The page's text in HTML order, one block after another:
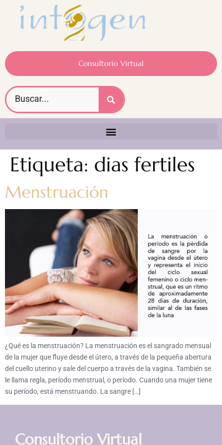
Consultorio Virtual
Etiqueta: dias fertiles
Menstruación
¿Qué es la menstruación? La menstruación es el sangrado mensual
de la mujer que fluye desde el útero, a través de la pequeña abertura
del cuello uterino y sale del cuerpo a través de la vagina. También se
le llama regla, período menstrual, o período. Cuando una mujer tiene
su período, está menstruando. La sangre […]
Consultorio Virtual